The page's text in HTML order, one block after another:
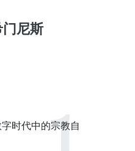
门尼斯
时代中的宗教自